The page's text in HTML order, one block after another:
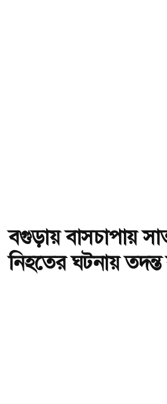
বগুড়ায় বাসচাপায়
নিহতের ঘটনায়